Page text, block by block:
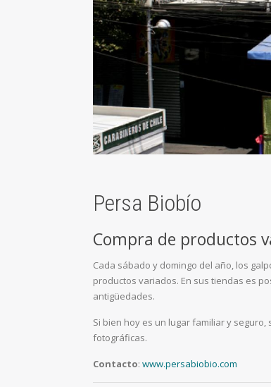
Persa Biobío
Compra de productos
Cada sábado y domingo del año, los
productos variados. En sus tiendas es
antigüedades.
Si bien hoy es un lugar familiar y
fotográficas.
Contacto: www.persabiobio.com